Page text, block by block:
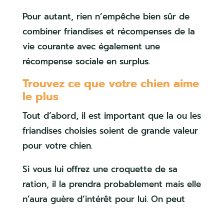
Pour autant, rien n’empêche bien sûr de
combiner friandises et récompenses de la
vie courante avec également une
récompense sociale en surplus.
Trouvez ce que votre chien aime
le plus
Tout d’abord, il est important que la ou les
friandises choisies soient de grande valeur
pour votre chien.
Si vous lui offrez une croquette de sa
ration, il la prendra probablement mais elle
n’aura guère d’intérêt pour lui. On peut